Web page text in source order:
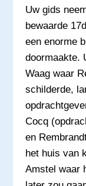
Uw gids
bewaarde
een enorme
doormaakte.
Waag waar
schilderde,
Cocq
en
het huis van
Amstel waar